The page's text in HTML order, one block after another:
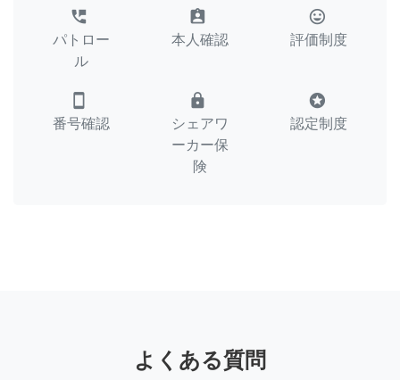
perm_phone_msg
パトロー
ル
assignment_ind
本人確認
tag_faces
評価制度
smartphone
番号確認
lock
シェアワ
ーカー保
険
stars
認定制度
よくある質問